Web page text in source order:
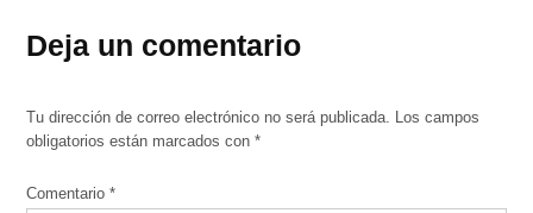
Deja un comentario
Tu dirección de correo electrónico no será publicada. Los campos
obligatorios están marcados con*
Comentario*